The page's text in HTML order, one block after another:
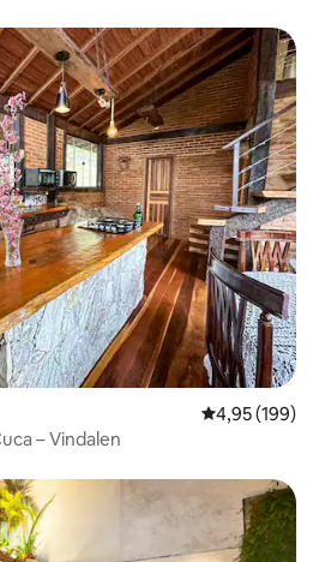
4,95 av 5 i
4,95 (199)
– Vindalen